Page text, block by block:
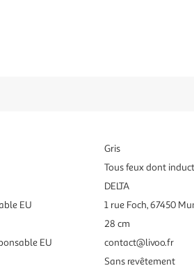
Gris
Tous feux dont
DELTA
EU
1 rue Foch, 67450
28 cm
EU
contact@livoo.fr
Sans revêtement